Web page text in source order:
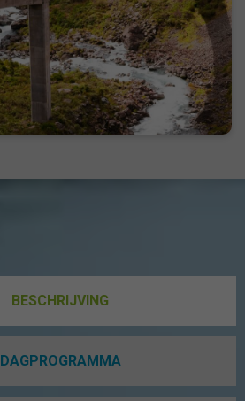
BESCHRIJVING
DAGPROGRAMMA